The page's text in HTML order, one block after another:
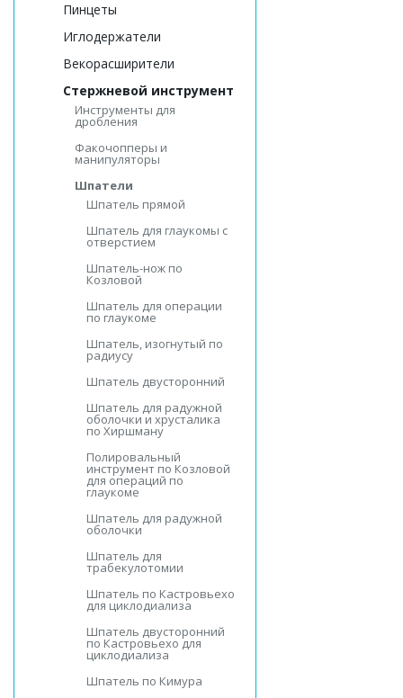
Пинцеты
Иглодержатели
Векорасширители
Стержневой инструмент
Инструменты для
дробления
Факочопперы и
манипуляторы
Шпатели
Шпатель прямой
Шпатель для глаукомы с
отверстием
Шпатель-нож по
Козловой
Шпатель для операции
по глаукоме
Шпатель, изогнутый по
радиусу
Шпатель двусторонний
Шпатель для радужной
оболочки и хрусталика
по Хиршману
Полировальный
инструмент по Козловой
для операций по
глаукоме
Шпатель для радужной
оболочки
Шпатель для
трабекулотомии
Шпатель по Кастровьехо
для циклодиализа
Шпатель двусторонний
по Кастровьехо для
циклодиализа
Шпатель по Кимура